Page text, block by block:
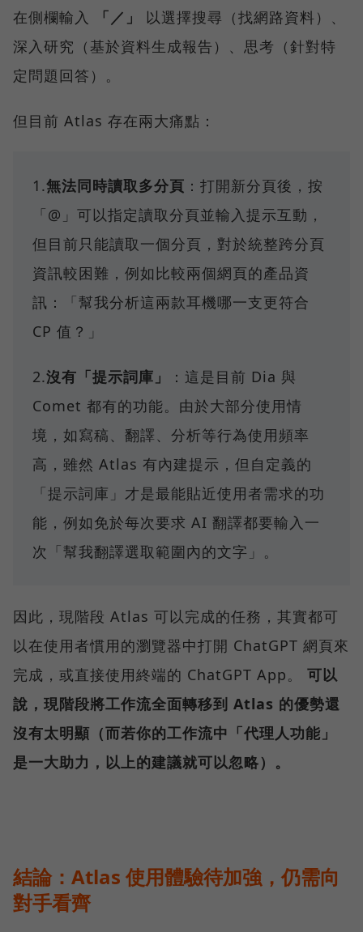
在側欄輸入
「／」
以選擇搜尋（找網路資料）、
深入研究（基於資料生成報告）、思考（針對特
定問題回答）。
但目前 Atlas 存在兩大痛點：
1.無法同時讀取多分頁 ：打開新分頁後，按
「@」可以指定讀取分頁並輸入提示互動，
但目前只能讀取一個分頁，對於統整跨分頁
資訊較困難，例如比較兩個網頁的產品資
訊：「幫我分析這兩款耳機哪一支更符合
CP 值？」
2.沒有「提示詞庫」
：這是目前 Dia 與
Comet 都有的功能。由於大部分使用情
境，如寫稿、翻譯、分析等行為使用頻率
高，雖然 Atlas 有內建提示，但自定義的
「提示詞庫」才是最能貼近使用者需求的功
能，例如免於每次要求 AI 翻譯都要輸入一
次「幫我翻譯選取範圍內的文字」。
因此，現階段 Atlas 可以完成的任務，其實都可
以在使用者慣用的瀏覽器中打開 ChatGPT 網頁來
完成，或直接使用終端的 ChatGPT App。 可以
說，現階段將工作流全面轉移到 Atlas 的優勢還
沒有太明顯（而若你的工作流中「代理人功能」
是一大助力，以上的建議就可以忽略）。
結論：Atlas 使用體驗待加強，仍需向
對手看齊